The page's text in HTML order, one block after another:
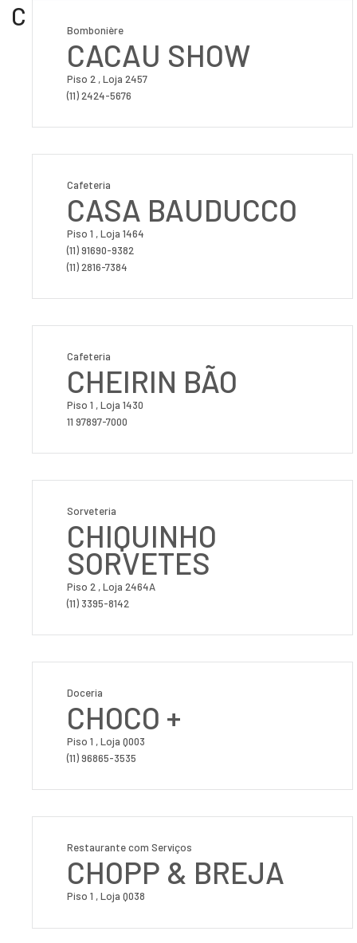
C Bombonière
CACAU SHOW
Piso 2 , Loja 2457
(11) 2424-5676
Cafeteria
CASA BAUDUCCO
Piso 1 , Loja 1464
(11) 91690-9382
(11) 2816-7384
Cafeteria
CHEIRIN BÃO
Piso 1 , Loja 1430
11 97897-7000
Sorveteria
CHIQUINHO
SORVETES
Piso 2 , Loja 2464A
(11) 3395-8142
Doceria
CHOCO +
Piso 1 , Loja Q003
(11) 96865-3535
Restaurante com Serviços
CHOPP & BREJA
Piso 1 , Loja Q038